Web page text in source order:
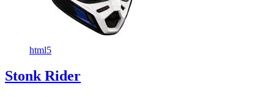
html5
Stonk Rider